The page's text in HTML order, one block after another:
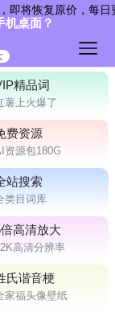
精品词
薯上火爆了
费资源
资源包180G
站搜索
类目词库
高清放大
高清分辨率
氏谐音梗
家福头像壁纸
将恢复原价，每日
机桌面？